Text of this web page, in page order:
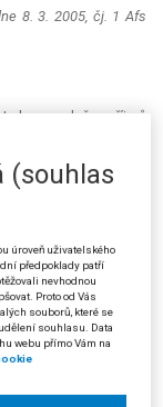
8. 3. 2005, čj. 1 Afs
o daň z příjmů
žalobkyně proti
v Děčíně ze dne 11.
z příjmů fyzických
575 Kč.
kterou Krajský
28. 4. 2004. Krajský
platby ve prospěch
materiálu. Na
soud dospěl k
(souhlas
úroveň uživatelského
předpoklady patří
nevhodnou
Proto od Vás
souborů, které se
souhlasu. Data
webu přímo Vám na